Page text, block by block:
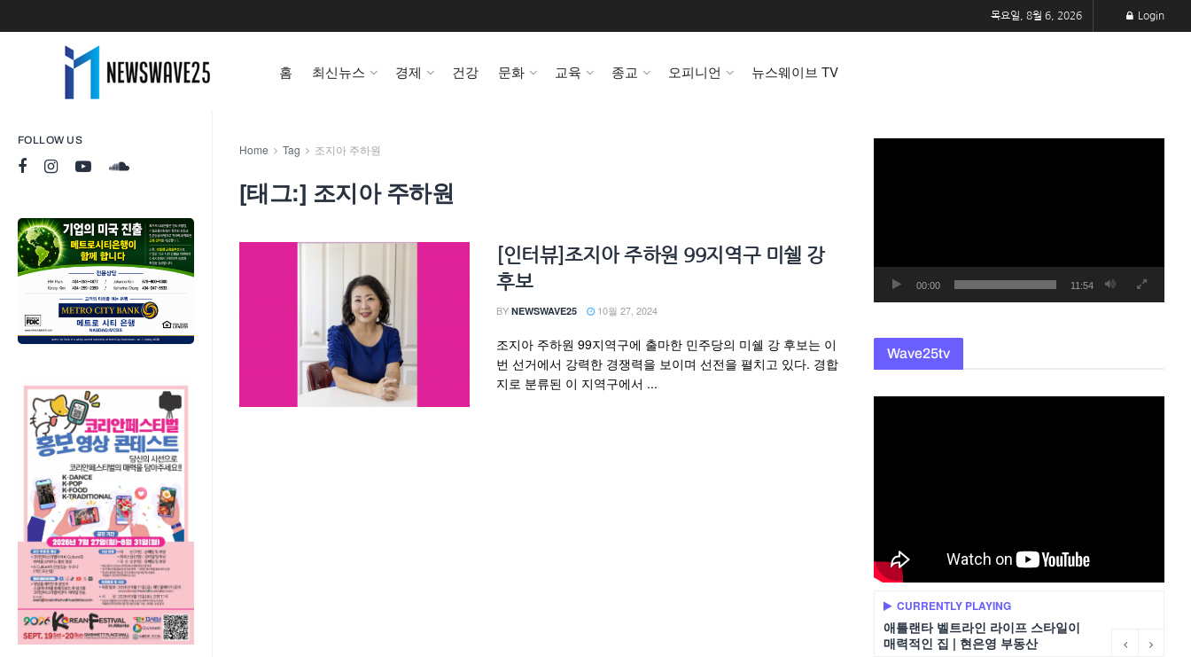
FOLLOW US
목요일, 8월 6, 2026 Login
홈 최신뉴스 경제 건강 문화 교육 종교 오피니언 뉴스웨이브 TV
Home Tag 조지아 주하원
[태그:] 조지아 주하원
[인터뷰]조지아 주하원 99지역구 미쉘 강
후보
BY NEWSWAVE25 10월 27, 2024
조지아 주하원 99지역구에 출마한 민주당의 미쉘 강 후보는 이
번 선거에서 강력한 경쟁력을 보이며 선전을 펼치고 있다. 경합
지로 분류된 이 지역구에서 ...
00:00 11:54
Wave25tv
CURRENTLY PLAYING
애틀랜타 벨트라인 라이프 스타일이
매력적인 집 | 현은영 부동산